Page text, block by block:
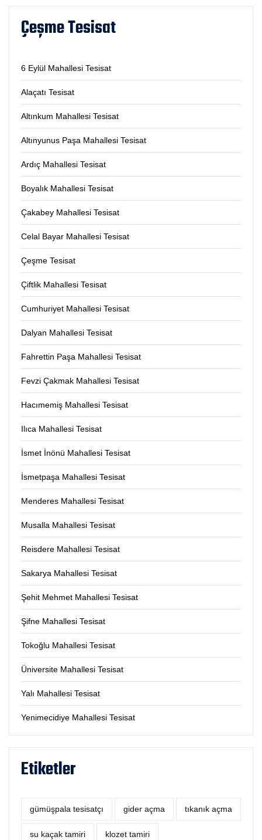
Çeşme Tesisat
6 Eylül Mahallesi Tesisat
Alaçatı Tesisat
Altınkum Mahallesi Tesisat
Altınyunus Paşa Mahallesi Tesisat
Ardıç Mahallesi Tesisat
Boyalık Mahallesi Tesisat
Çakabey Mahallesi Tesisat
Celal Bayar Mahallesi Tesisat
Çeşme Tesisat
Çiftlik Mahallesi Tesisat
Cumhuriyet Mahallesi Tesisat
Dalyan Mahallesi Tesisat
Fahrettin Paşa Mahallesi Tesisat
Fevzi Çakmak Mahallesi Tesisat
Hacımemiş Mahallesi Tesisat
Ilıca Mahallesi Tesisat
İsmet İnönü Mahallesi Tesisat
İsmetpaşa Mahallesi Tesisat
Menderes Mahallesi Tesisat
Musalla Mahallesi Tesisat
Reisdere Mahallesi Tesisat
Sakarya Mahallesi Tesisat
Şehit Mehmet Mahallesi Tesisat
Şifne Mahallesi Tesisat
Tokoğlu Mahallesi Tesisat
Üniversite Mahallesi Tesisat
Yalı Mahallesi Tesisat
Yenimecidiye Mahallesi Tesisat
Etiketler
gümüşpala tesisatçı ‎gider açma tıkanık açma
su kaçak tamiri klozet tamiri